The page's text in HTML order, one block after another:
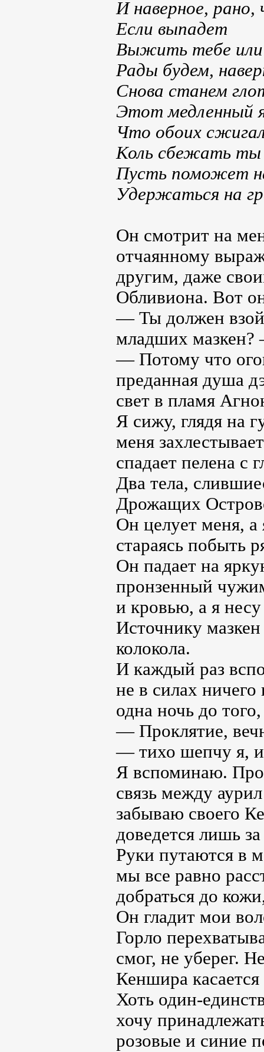
И наверное, рано,
Если выпадет
Выжить тебе
Рады будем,
Снова станем
Этот медленный
Что обоих
Коль сбежать ты
Пусть поможет
Удержаться на
Он смотрит на
отчаянному
другим, даже
Обливиона. Вот
— Ты должен
младших
— Потому что
преданная душа
свет в пламя
Я сижу, глядя на
меня
спадает пелена с
Два тела,
Дрожащих
Он целует меня, а
стараясь побыть
Он падает на
пронзенный
и кровью, а я
Источнику
колокола.
И каждый раз
не в силах
одна ночь до
— Проклятие,
— тихо шепчу я,
Я вспоминаю.
связь между
забываю своего
доведется лишь
Руки путаются в
мы все равно
добраться до
Он гладит мои
Горло
смог, не уберег.
Кеншира
Хоть один-
хочу
розовые и синие